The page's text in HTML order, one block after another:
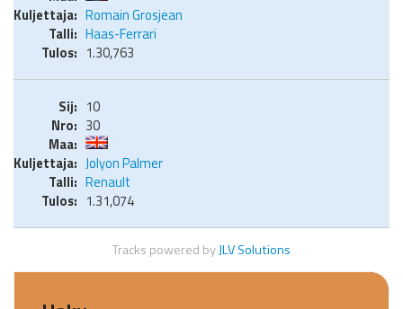
Romain Grosjean
Haas-Ferrari
1.30,763
10
30
Jolyon Palmer
Renault
1.31,074
Tracks powered byJLV Solutions